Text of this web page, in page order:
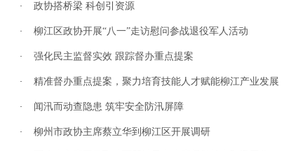
· 政协搭桥梁 科创引资源
· 柳江区政协开展“八一”走访慰问参战退役军人活动
· 强化民主监督实效 跟踪督办重点提案
· 精准督办重点提案，聚力培育技能人才赋能柳江产业发展
· 闻汛而动查隐患 筑牢安全防汛屏障
· 柳州市政协主席蔡立华到柳江区开展调研